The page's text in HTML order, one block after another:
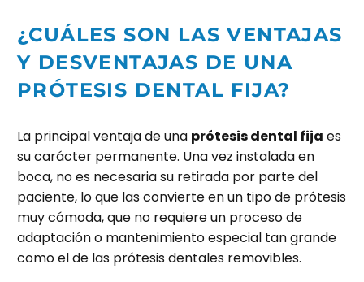
¿CUÁLES SON LAS VENTAJAS
Y DESVENTAJAS DE UNA
PRÓTESIS DENTAL FIJA?
La principal ventaja de una prótesis dental fija es
su carácter permanente. Una vez instalada en
boca, no es necesaria su retirada por parte del
paciente, lo que las convierte en un tipo de prótesis
muy cómoda, que no requiere un proceso de
adaptación o mantenimiento especial tan grande
como el de las prótesis dentales removibles.